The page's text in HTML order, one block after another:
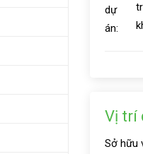
dự
án:
Vị trí
Sở hữu